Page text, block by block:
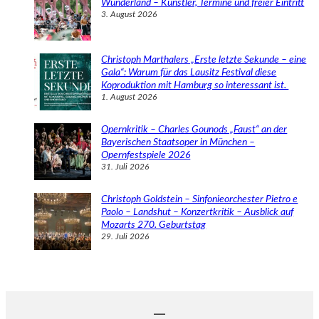
Wunderland – Künstler, Termine und freier Eintritt
3. August 2026
Christoph Marthalers „Erste letzte Sekunde – eine
Gala“: Warum für das Lausitz Festival diese
Koproduktion mit Hamburg so interessant ist.
1. August 2026
Opernkritik – Charles Gounods „Faust“ an der
Bayerischen Staatsoper in München –
Opernfestspiele 2026
31. Juli 2026
Christoph Goldstein – Sinfonieorchester Pietro e
Paolo – Landshut – Konzertkritik – Ausblick auf
Mozarts 270. Geburtstag
29. Juli 2026